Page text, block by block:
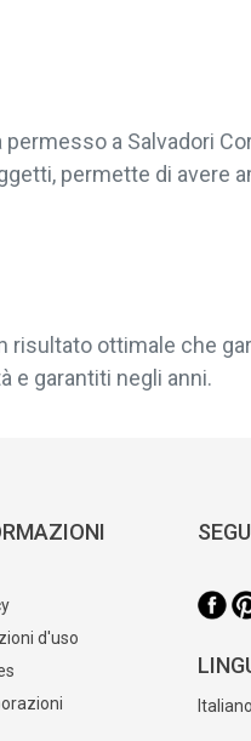
a Salvadori
permette di avere
risultato ottimale che
e garantiti negli anni.
d'uso
Italiano